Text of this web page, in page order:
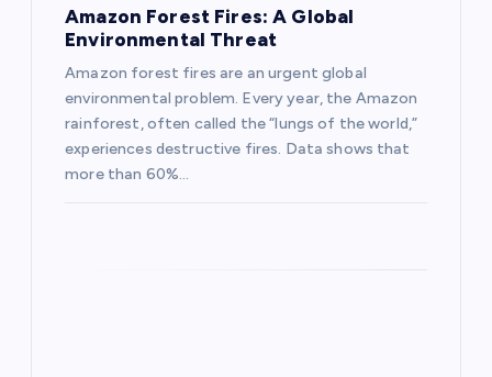
Amazon Forest Fires: A Global
Environmental Threat
Amazon forest fires are an urgent global
environmental problem. Every year, the Amazon
rainforest, often called the “lungs of the world,”
experiences destructive fires. Data shows that
more than 60%…